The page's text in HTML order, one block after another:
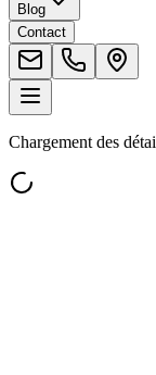
Blog
Contact
Chargement des